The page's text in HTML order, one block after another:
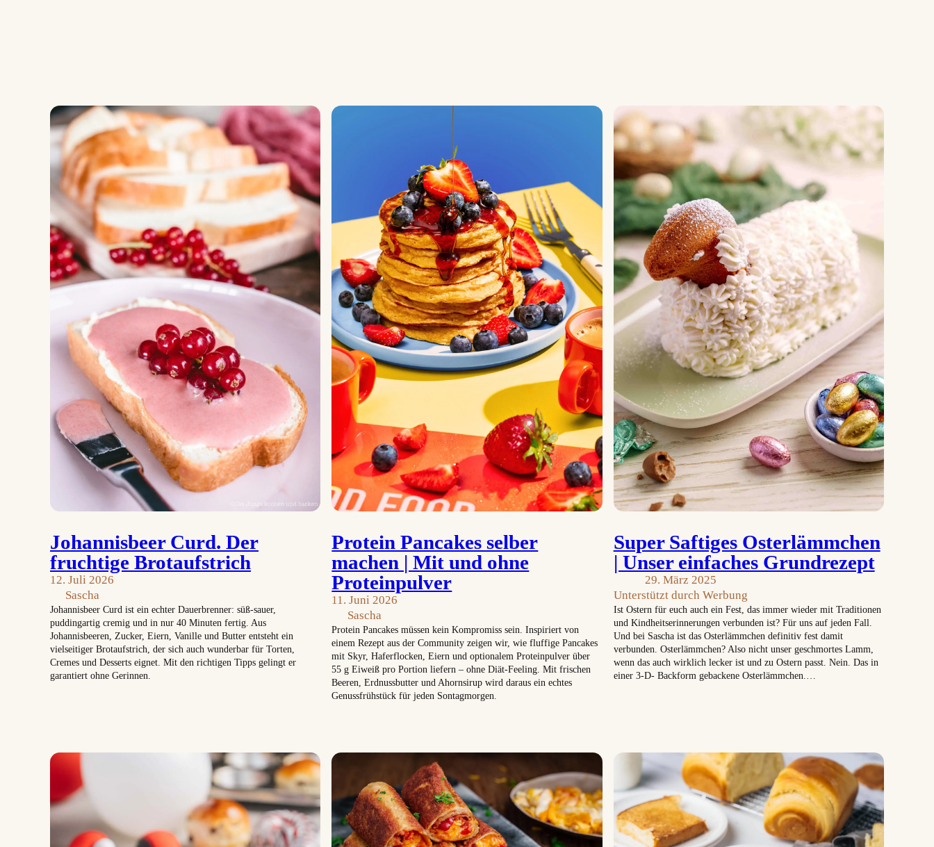
Johannisbeer Curd. Der
fruchtige Brotaufstrich
12. Juli 2026
Sascha
Johannisbeer Curd ist ein echter Dauerbrenner: süß-sauer,
puddingartig cremig und in nur 40 Minuten fertig. Aus
Johannisbeeren, Zucker, Eiern, Vanille und Butter entsteht ein
vielseitiger Brotaufstrich, der sich auch wunderbar für Torten,
Cremes und Desserts eignet. Mit den richtigen Tipps gelingt er
garantiert ohne Gerinnen.
Protein Pancakes selber
machen | Mit und ohne
Proteinpulver
11. Juni 2026
Sascha
Protein Pancakes müssen kein Kompromiss sein. Inspiriert von
einem Rezept aus der Community zeigen wir, wie fluffige Pancakes
mit Skyr, Haferflocken, Eiern und optionalem Proteinpulver über
55 g Eiweiß pro Portion liefern – ohne Diät-Feeling. Mit frischen
Beeren, Erdnussbutter und Ahornsirup wird daraus ein echtes
Genussfrühstück für jeden Sontagmorgen.
Super Saftiges Osterlämmchen
| Unser einfaches Grundrezept
29. März 2025
Unterstützt durch Werbung
Ist Ostern für euch auch ein Fest, das immer wieder mit Traditionen
und Kindheitserinnerungen verbunden ist? Für uns auf jeden Fall.
Und bei Sascha ist das Osterlämmchen definitiv fest damit
verbunden. Osterlämmchen? Also nicht unser geschmortes Lamm,
wenn das auch wirklich lecker ist und zu Ostern passt. Nein. Das in
einer 3-D- Backform gebackene Osterlämmchen.…